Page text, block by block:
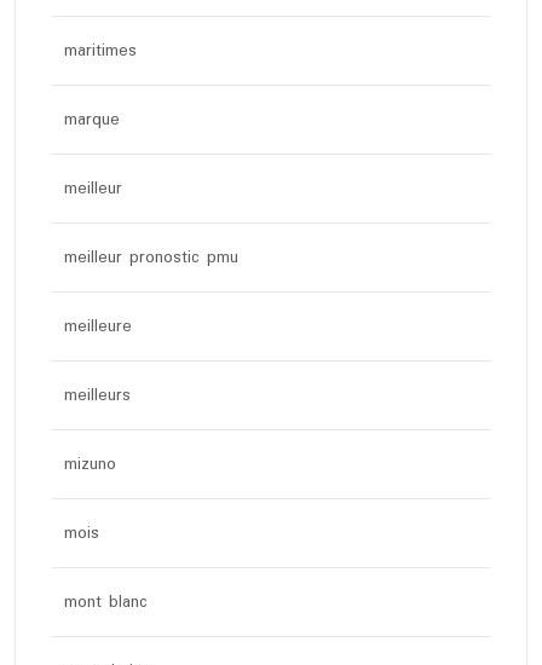
maritimes
marque
meilleur
meilleur pronostic pmu
meilleure
meilleurs
mizuno
mois
mont blanc